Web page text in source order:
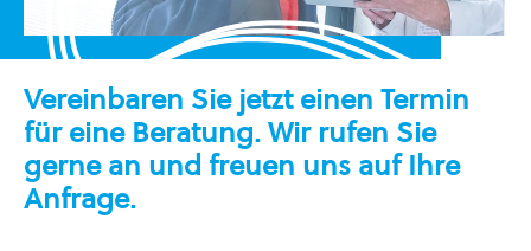
Vereinbaren Sie jetzt einen Termin
für eine Beratung. Wir rufen Sie
gerne an und freuen uns auf Ihre
Anfrage.